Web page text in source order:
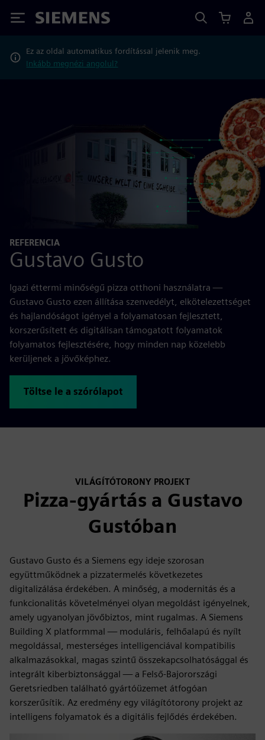
Siemens
Ez az oldal automatikus fordítással jelenik meg.
Inkább megnézi angolul?
REFERENCIA
Gustavo Gusto
Igazi éttermi minőségű pizza otthoni használatra —
Gustavo Gusto ezen állítása szenvedélyt, elkötelezettséget
és hajlandóságot igényel a folyamatosan fejlesztett,
korszerűsített és digitálisan támogatott folyamatok
folyamatos fejlesztésére, hogy minden nap közelebb
kerüljenek a jövőképhez.
Töltse le a szórólapot
VILÁGÍTÓTORONY PROJEKT
Pizza-gyártás a Gustavo
Gustóban
Gustavo Gusto és a Siemens egy ideje szorosan
együttműködnek a pizzatermelés következetes
digitalizálása érdekében. A minőség, a modernitás és a
funkcionalitás követelményei olyan megoldást igényelnek,
amely ugyanolyan jövőbiztos, mint rugalmas. A Siemens
Building X platformmal — moduláris, felhőalapú és nyílt
megoldással, mesterséges intelligenciával kompatibilis
alkalmazásokkal, magas szintű összekapcsolhatósággal és
integrált kiberbiztonsággal — a Felső-Bajorországi
Geretsriedben található gyártóüzemet átfogóan
korszerűsítik. Az eredmény egy világítótorony projekt az
intelligens folyamatok és a digitális fejlődés érdekében.